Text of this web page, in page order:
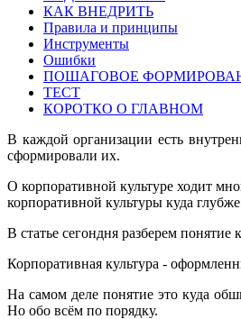
КАК ВНЕДРИТЬ
Правила и принципы
Инструменты
Ошибки
ПОШАГОВОЕ
ТЕСТ
КОРОТКО О ГЛАВНОМ
В каждой организации есть
сформировали их.
О корпоративной культуре ходит
корпоративной культуры куда
В статье сегондня разберем
Корпоративная культура -
На самом деле понятие это куда
Но обо всём по порядку.